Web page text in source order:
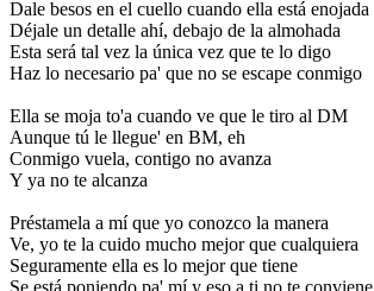
Dale besos en el cuello cuando ella está enojada
Déjale un detalle ahí, debajo de la almohada
Esta será tal vez la única vez que te lo digo
Haz lo necesario pa' que no se escape conmigo
Ella se moja to'a cuando ve que le tiro al DM
Aunque tú le llegue' en BM, eh
Conmigo vuela, contigo no avanza
Y ya no te alcanza
Préstamela a mí que yo conozco la manera
Ve, yo te la cuido mucho mejor que cualquiera
Seguramente ella es lo mejor que tiene
Se está poniendo pa' mí y eso a ti no te conviene